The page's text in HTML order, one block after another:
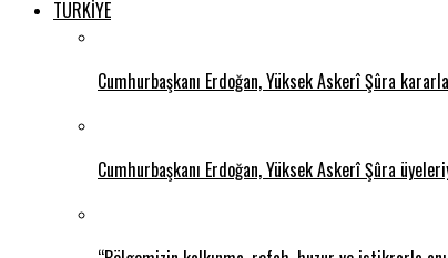
TÜRKİYE
Cumhurbaşkanı Erdoğan, Yüksek Askerî Şûra
Cumhurbaşkanı Erdoğan, Yüksek Askerî Şûra